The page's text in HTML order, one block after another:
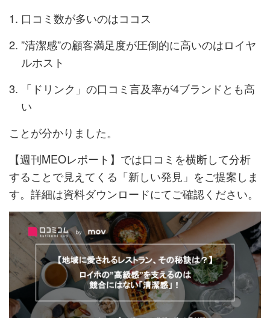
口コミ数が多いのはココス
”清潔感”の顧客満足度が圧倒的に高いのはロイヤ
ルホスト
「ドリンク」の口コミ言及率が4ブランドとも高
い
ことが分かりました。
【週刊MEOレポート】では口コミを横断して分析
することで見えてくる「新しい発見」をご提案しま
す。詳細は資料ダウンロードにてご確認ください。